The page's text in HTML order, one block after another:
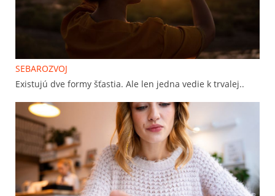
SEBAROZVOJ
Existujú dve formy šťastia. Ale len jedna vedie k trvalej..